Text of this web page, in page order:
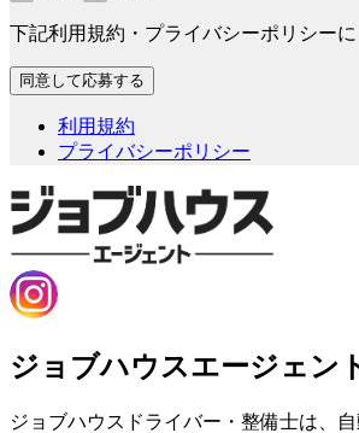
下記利用規約・プライバシーポリシーに
利用規約
プライバシーポリシー
ジョブハウスエージェン
ジョブハウスドライバー・整備士は、